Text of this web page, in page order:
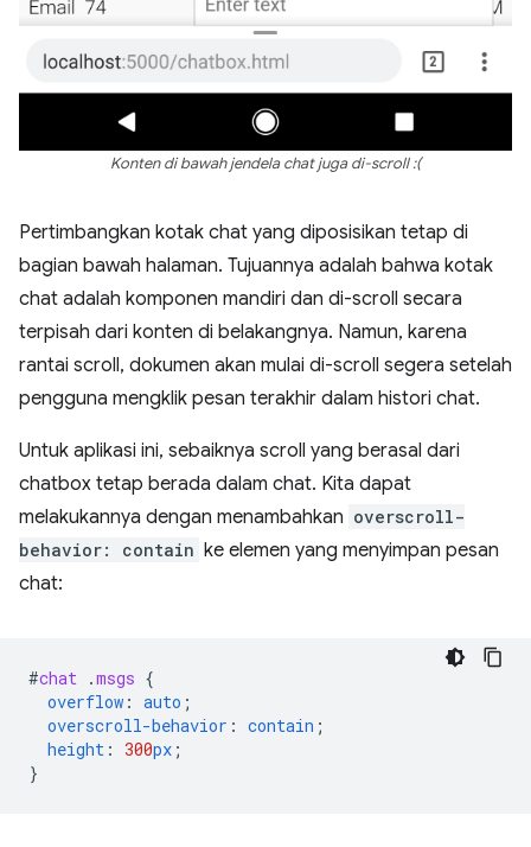
Konten di bawah jendela chat juga di-scroll :(
Pertimbangkan kotak chat yang diposisikan tetap di
bagian bawah halaman. Tujuannya adalah bahwa kotak
chat adalah komponen mandiri dan di-scroll secara
terpisah dari konten di belakangnya. Namun, karena
rantai scroll, dokumen akan mulai di-scroll segera setelah
pengguna mengklik pesan terakhir dalam histori chat.
Untuk aplikasi ini, sebaiknya scroll yang berasal dari
chatbox tetap berada dalam chat. Kita dapat
melakukannya dengan menambahkan overscroll-
behavior: contain ke elemen yang menyimpan pesan
chat:
#chat .msgs {
overflow : auto ;
overscroll-behavior : contain ;
height : 300px ;
}